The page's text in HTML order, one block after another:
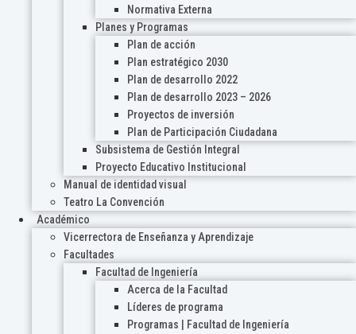
Normativa Externa
Planes y Programas
Plan de acción
Plan estratégico 2030
Plan de desarrollo 2022
Plan de desarrollo 2023 – 2026
Proyectos de inversión
Plan de Participación Ciudadana
Subsistema de Gestión Integral
Proyecto Educativo Institucional
Manual de identidad visual
Teatro La Convención
Académico
Vicerrectora de Enseñanza y Aprendizaje
Facultades
Facultad de Ingeniería
Acerca de la Facultad
Líderes de programa
Programas | Facultad de Ingeniería